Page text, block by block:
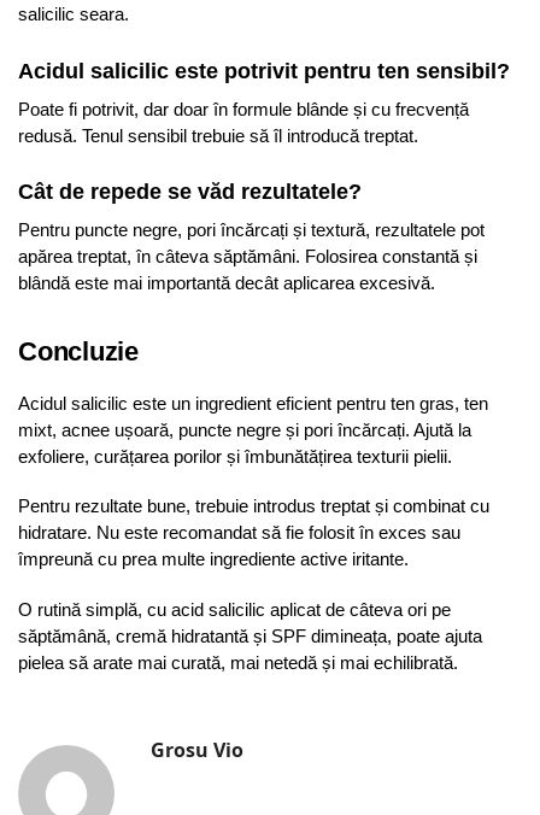
salicilic seara.
Acidul salicilic este potrivit pentru ten sensibil?
Poate fi potrivit, dar doar în formule blânde și cu frecvență
redusă. Tenul sensibil trebuie să îl introducă treptat.
Cât de repede se văd rezultatele?
Pentru puncte negre, pori încărcați și textură, rezultatele pot
apărea treptat, în câteva săptămâni. Folosirea constantă și
blândă este mai importantă decât aplicarea excesivă.
Concluzie
Acidul salicilic este un ingredient eficient pentru ten gras, ten
mixt, acnee ușoară, puncte negre și pori încărcați. Ajută la
exfoliere, curățarea porilor și îmbunătățirea texturii pielii.
Pentru rezultate bune, trebuie introdus treptat și combinat cu
hidratare. Nu este recomandat să fie folosit în exces sau
împreună cu prea multe ingrediente active iritante.
O rutină simplă, cu acid salicilic aplicat de câteva ori pe
săptămână, cremă hidratantă și SPF dimineața, poate ajuta
pielea să arate mai curată, mai netedă și mai echilibrată.
Grosu Vio